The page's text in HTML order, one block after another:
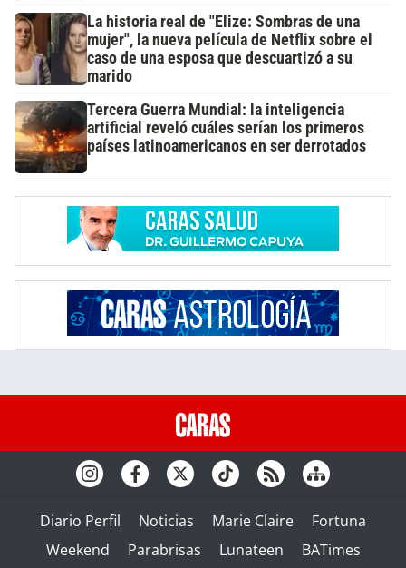
La historia real de "Elize: Sombras de una
mujer", la nueva película de Netflix sobre el
caso de una esposa que descuartizó a su
marido
Tercera Guerra Mundial: la inteligencia
artificial reveló cuáles serían los primeros
países latinoamericanos en ser derrotados
Diario Perfil Noticias Marie Claire
Fortuna
Weekend
Parabrisas Lunateen BATimes